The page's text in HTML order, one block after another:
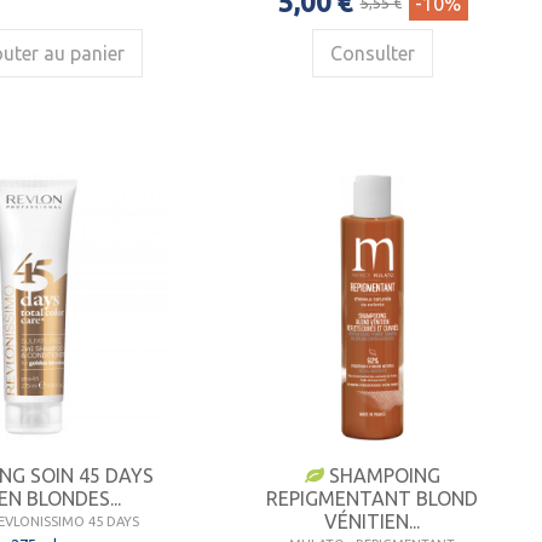
au panier Consulter
SOIN 45 DAYS
BLONDES...
45 DAYS
SHAMPOING
REPIGMENTANT BLOND
VÉNITIEN...